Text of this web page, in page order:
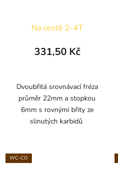
Na cestě 2-4T
331,50 Kč
Dvoubřitá srovnávací fréza
průměr 22mm a stopkou
6mm s rovnými břity ze
slinutých karbidů
WC-CO